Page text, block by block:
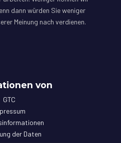
dann würden Sie weniger
Meinung nach verdienen.
von
GTC
der Daten